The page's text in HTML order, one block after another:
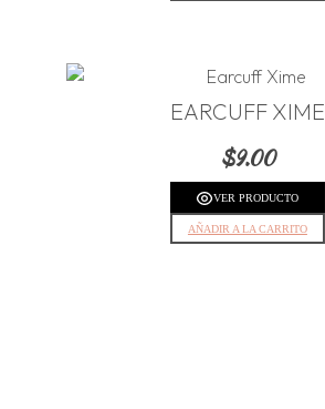
EARCUFF XIME
$9.00
VER PRODUCTO
AÑADIR A LA CARRITO